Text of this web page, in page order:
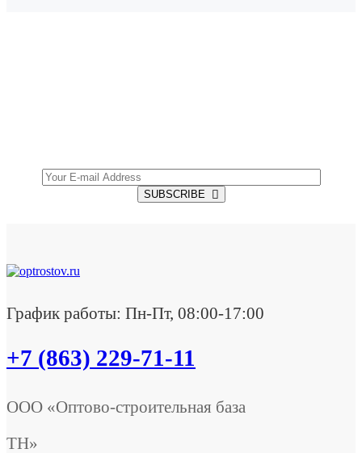
SUBSCRIBE
График работы: Пн-Пт, 08:00-17:00
+7 (863) 229-71-11
ООО «Оптово-строительная база
ТН»